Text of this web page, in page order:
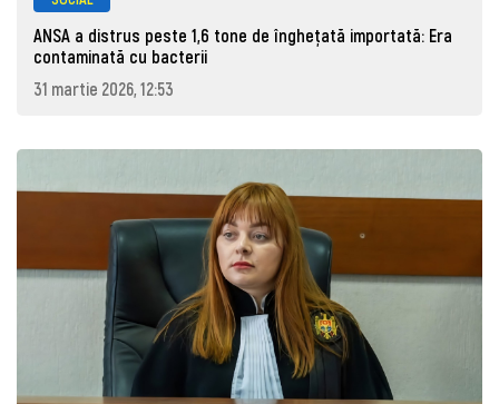
ANSA a distrus peste 1,6 tone de înghețată importată: Era
contaminată cu bacterii
31 martie 2026, 12:53